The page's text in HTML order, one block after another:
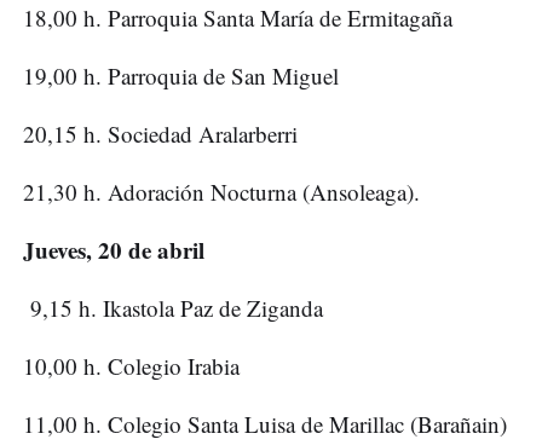
18,00 h. Parroquia Santa María de Ermitagaña
19,00 h. Parroquia de San Miguel
20,15 h. Sociedad Aralarberri
21,30 h. Adoración Nocturna (Ansoleaga).
Jueves, 20 de abril
9,15 h. Ikastola Paz de Ziganda
10,00 h. Colegio Irabia
11,00 h. Colegio Santa Luisa de Marillac (Barañain)